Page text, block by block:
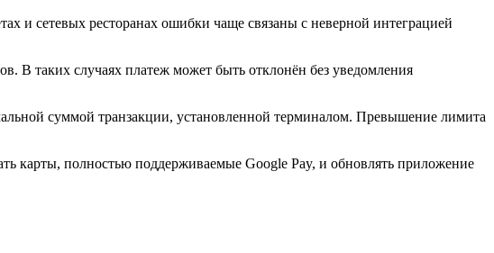
и сетевых ресторанах ошибки чаще связаны с неверной интеграцией
В таких случаях платеж может быть отклонён без уведомления
суммой транзакции, установленной терминалом. Превышение лимита
карты, полностью поддерживаемые Google Pay, и обновлять приложение